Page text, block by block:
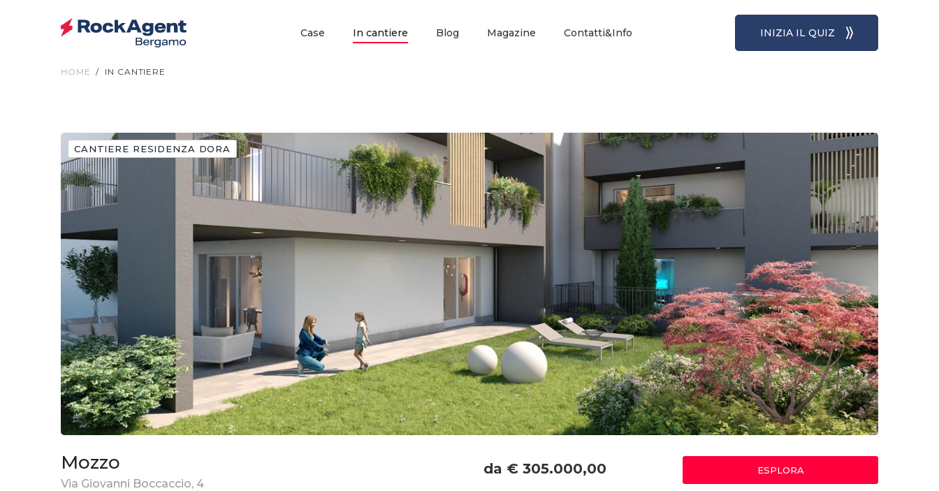
Case In cantiere Blog Magazine Contatti&Info INIZIA IL QUIZ
HOME IN CANTIERE
CANTIERE RESIDENZA DORA
Mozzo
Via Giovanni Boccaccio, 4
da € 305.000,00 ESPLORA